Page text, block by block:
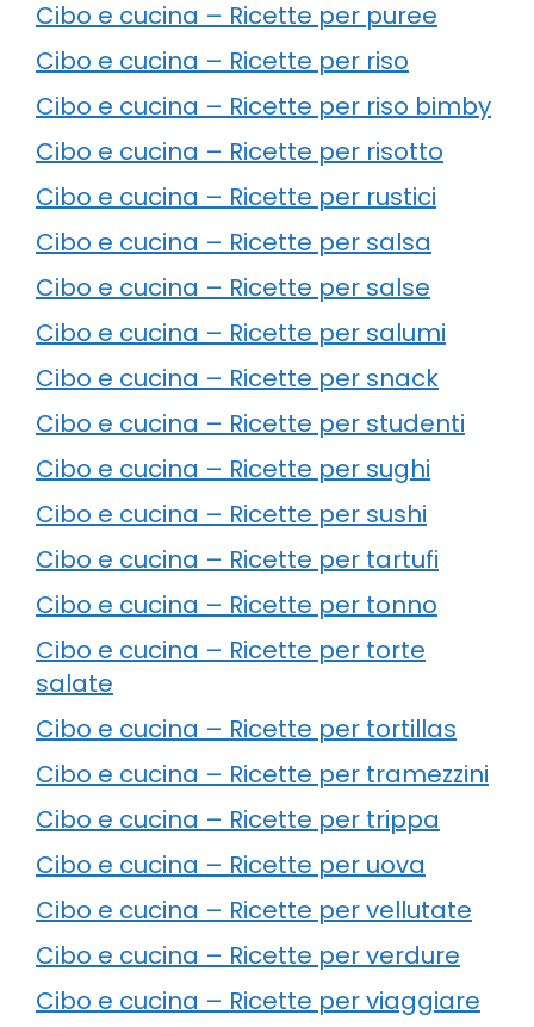
Cibo e cucina – Ricette per puree
Cibo e cucina – Ricette per riso
Cibo e cucina – Ricette per riso bimby
Cibo e cucina – Ricette per risotto
Cibo e cucina – Ricette per rustici
Cibo e cucina – Ricette per salsa
Cibo e cucina – Ricette per salse
Cibo e cucina – Ricette per salumi
Cibo e cucina – Ricette per snack
Cibo e cucina – Ricette per studenti
Cibo e cucina – Ricette per sughi
Cibo e cucina – Ricette per sushi
Cibo e cucina – Ricette per tartufi
Cibo e cucina – Ricette per tonno
Cibo e cucina – Ricette per torte
salate
Cibo e cucina – Ricette per tortillas
Cibo e cucina – Ricette per tramezzini
Cibo e cucina – Ricette per trippa
Cibo e cucina – Ricette per uova
Cibo e cucina – Ricette per vellutate
Cibo e cucina – Ricette per verdure
Cibo e cucina – Ricette per viaggiare